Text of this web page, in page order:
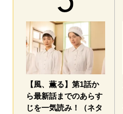
【風、薫る】第1話か
ら最新話までのあらす
じを一気読み！（ネタ